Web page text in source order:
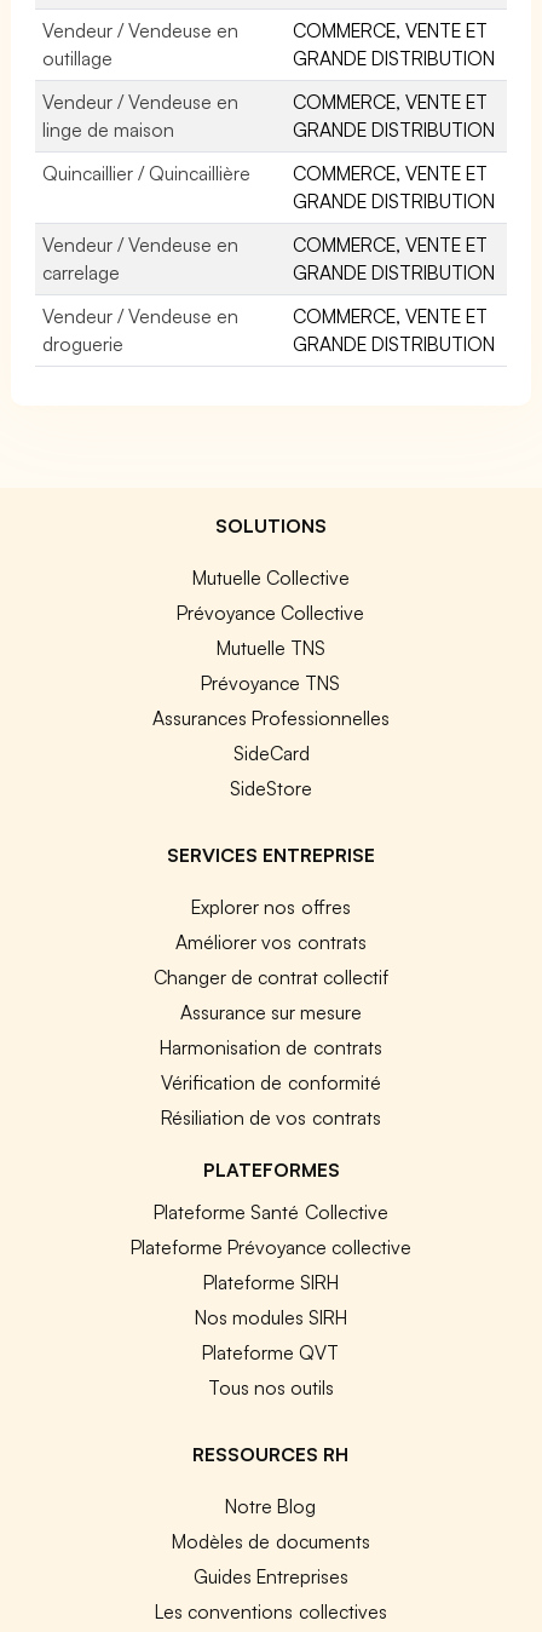
Vendeur / Vendeuse en
outillage
COMMERCE, VENTE ET
GRANDE DISTRIBUTION
Vendeur / Vendeuse en
linge de maison
COMMERCE, VENTE ET
GRANDE DISTRIBUTION
Quincaillier / Quincaillière
COMMERCE, VENTE ET
GRANDE DISTRIBUTION
Vendeur / Vendeuse en
carrelage
COMMERCE, VENTE ET
GRANDE DISTRIBUTION
Vendeur / Vendeuse en
droguerie
COMMERCE, VENTE ET
GRANDE DISTRIBUTION
SOLUTIONS
Mutuelle Collective
Prévoyance Collective
Mutuelle TNS
Prévoyance TNS
Assurances Professionnelles
SideCard
SideStore
SERVICES ENTREPRISE
Explorer nos offres
Améliorer vos contrats
Changer de contrat collectif
Assurance sur mesure
Harmonisation de contrats
Vérification de conformité
Résiliation de vos contrats
PLATEFORMES
Plateforme Santé Collective
Plateforme Prévoyance collective
Plateforme SIRH
Nos modules SIRH
Plateforme QVT
Tous nos outils
RESSOURCES RH
Notre Blog
Modèles de documents
Guides Entreprises
Les conventions collectives